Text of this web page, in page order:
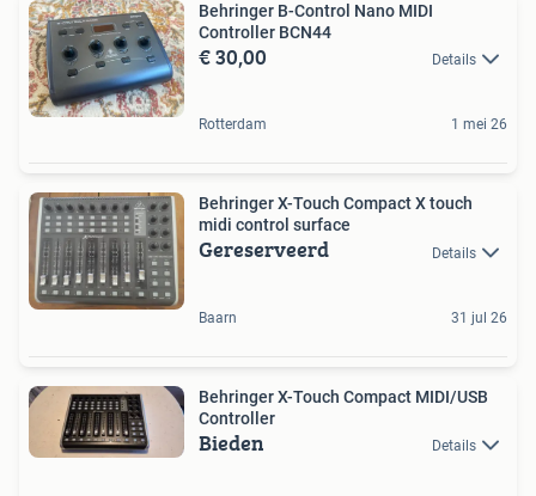
Behringer B-Control Nano MIDI
Controller BCN44
€ 30,00 Details
Rotterdam 1 mei 26
Behringer X-Touch Compact X touch
midi control surface
Gereserveerd Details
Baarn 31 jul 26
Behringer X-Touch Compact MIDI/USB
Controller
Bieden Details